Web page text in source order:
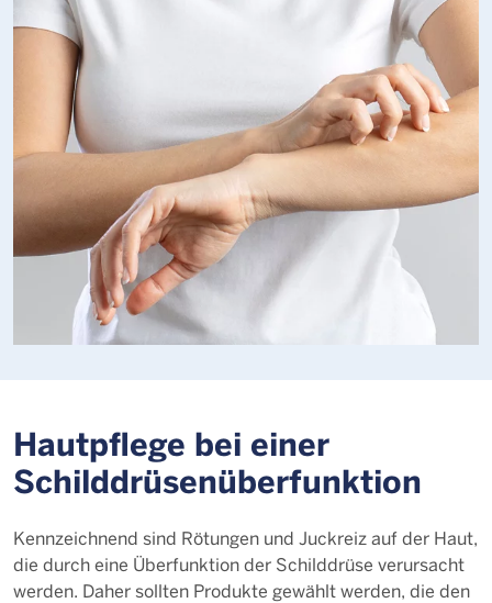
Hautpflege bei einer
Schilddrüsenüberfunktion
Kennzeichnend sind Rötungen und Juckreiz auf der Haut,
die durch eine Überfunktion der Schilddrüse verursacht
werden. Daher sollten Produkte gewählt werden, die den